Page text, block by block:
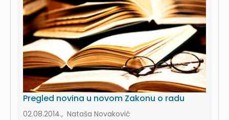
Pregled novina u novom Zakonu o radu
02.08.2014., Nataša Novaković